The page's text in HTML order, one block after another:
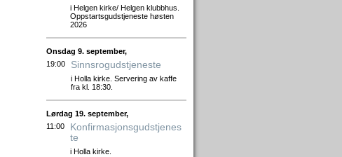
i Helgen kirke/ Helgen klubbhus.
Oppstartsgudstjeneste høsten
2026
Onsdag 9. september,
19:00
Sinnsrogudstjeneste
i Holla kirke. Servering av kaffe
fra kl. 18:30.
Lørdag 19. september,
11:00
Konfirmasjonsgudstjenes
te
i Holla kirke.